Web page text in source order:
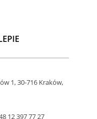
1, 30-716 Kraków,
12 397 77 27